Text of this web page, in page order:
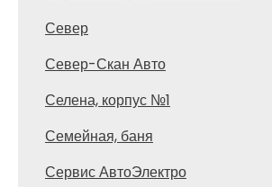
Север
Север-Скан Авто
Селена, корпус №1
Семейная, баня
Сервис АвтоЭлектро